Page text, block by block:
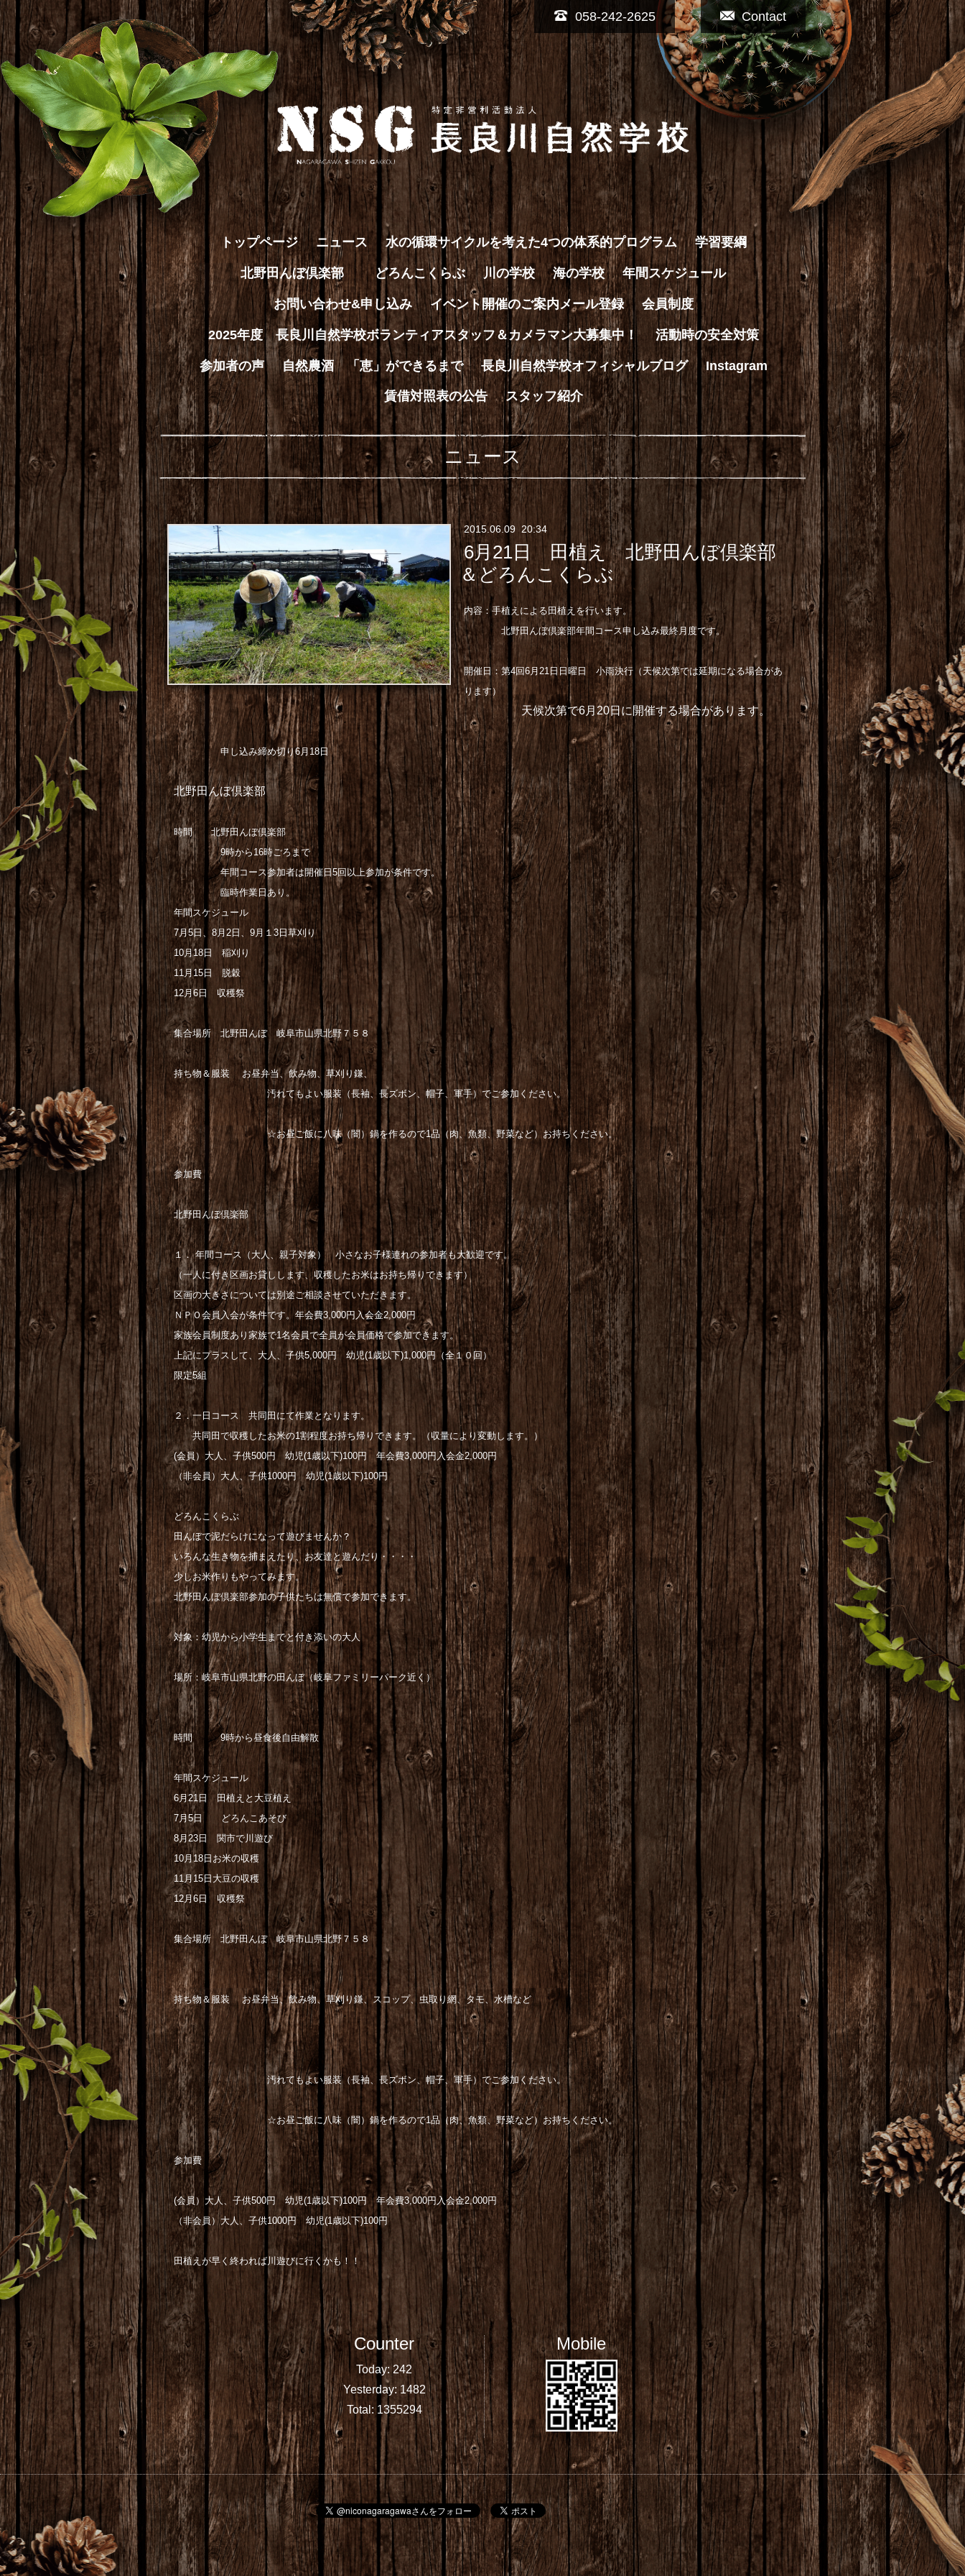
Contact
058-242-2625
トップページ ニュース 水の循環サイクルを考えた4つの体系的プログラム 学習要綱
北野田んぼ倶楽部 どろんこくらぶ 川の学校 海の学校 年間スケジュール
お問い合わせ&申し込み イベント開催のご案内メール登録 会員制度
2025年度 長良川自然学校ボランティアスタッフ＆カメラマン大募集中！ 活動時の安全対策
参加者の声 自然農酒 「恵」ができるまで 長良川自然学校オフィシャルブログ Instagram
賃借対照表の公告 スタッフ紹介
ニュース
2015.06.09 20:34
6月21日 田植え 北野田んぼ倶楽部
＆どろんこくらぶ
内容：手植えによる田植えを行います。
北野田んぼ倶楽部年間コース申し込み最終月度です。
開催日：第4回6月21日日曜日 小雨決行（天候次第では延期になる場合があ
ります）
天候次第で6月20日に開催する場合があります。
申し込み締め切り6月18日
北野田んぼ倶楽部
時間 北野田んぼ倶楽部
9時から16時ごろまで
年間コース参加者は開催日5回以上参加が条件です。
臨時作業日あり。
年間スケジュール
7月5日、8月2日、9月１3日草刈り
10月18日 稲刈り
11月15日 脱穀
12月6日 収穫祭
集合場所 北野田んぼ 岐阜市山県北野７５８
持ち物＆服装 お昼弁当、飲み物、草刈り鎌、
汚れてもよい服装（長袖、長ズボン、帽子、軍手）でご参加ください。
☆お昼ご飯に八味（闇）鍋を作るので1品（肉、魚類、野菜など）お持ちください。
参加費
北野田んぼ倶楽部
１． 年間コース（大人、親子対象） 小さなお子様連れの参加者も大歓迎です。
（一人に付き区画お貸しします、収穫したお米はお持ち帰りできます）
区画の大きさについては別途ご相談させていただきます。
ＮＰＯ会員入会が条件です。年会費3,000円入会金2,000円
家族会員制度あり家族で1名会員で全員が会員価格で参加できます。
上記にプラスして、大人、子供5,000円 幼児(1歳以下)1,000円（全１０回）
限定5組
２．一日コース 共同田にて作業となります。
共同田で収穫したお米の1割程度お持ち帰りできます。（収量により変動します。）
(会員）大人、子供500円 幼児(1歳以下)100円 年会費3,000円入会金2,000円
（非会員）大人、子供1000円 幼児(1歳以下)100円
どろんこくらぶ
田んぼで泥だらけになって遊びませんか？
いろんな生き物を捕まえたり、お友達と遊んだり・・・・
少しお米作りもやってみます。
北野田んぼ倶楽部参加の子供たちは無償で参加できます。
対象：幼児から小学生までと付き添いの大人
場所：岐阜市山県北野の田んぼ（岐阜ファミリーパーク近く）
時間 9時から昼食後自由解散
年間スケジュール
6月21日 田植えと大豆植え
7月5日 どろんこあそび
8月23日 関市で川遊び
10月18日お米の収穫
11月15日大豆の収穫
12月6日 収穫祭
集合場所 北野田んぼ 岐阜市山県北野７５８
持ち物＆服装 お昼弁当、飲み物、草刈り鎌、スコップ、虫取り網、タモ、水槽など
汚れてもよい服装（長袖、長ズボン、帽子、軍手）でご参加ください。
☆お昼ご飯に八味（闇）鍋を作るので1品（肉、魚類、野菜など）お持ちください。
参加費
(会員）大人、子供500円 幼児(1歳以下)100円 年会費3,000円入会金2,000円
（非会員）大人、子供1000円 幼児(1歳以下)100円
田植えが早く終われば川遊びに行くかも！！
Counter
Today:242
Yesterday: 1482
Total: 1355294
Mobile